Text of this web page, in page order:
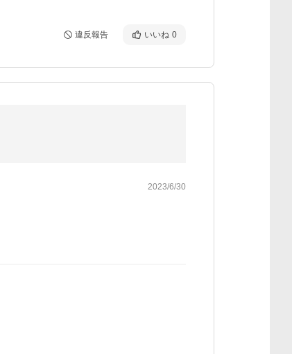
違反報告 いいね 0
2023/6/30